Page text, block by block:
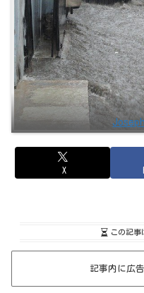
X
この記事
記事内に広